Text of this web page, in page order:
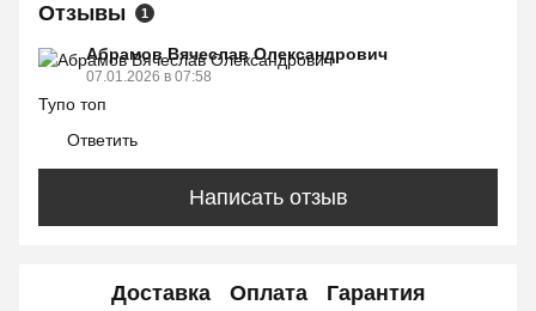
Отзывы 1
Абрамов Вячеслав Олександрович
07.01.2026 в 07:58
Тупо топ
Ответить
Написать отзыв
Доставка Оплата Гарантия